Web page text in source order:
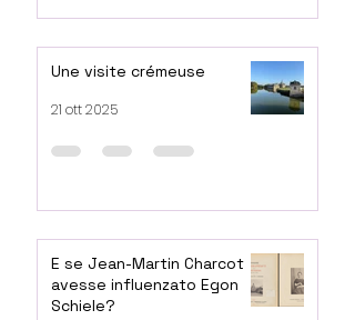
Une visite crémeuse
21 ott 2025
E se Jean-Martin Charcot
avesse influenzato Egon
Schiele?